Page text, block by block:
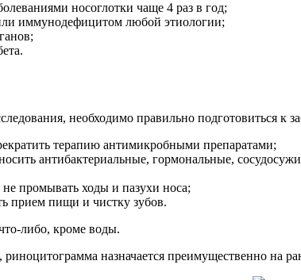
носоглотки чаще 4 раз в год;
иммунодефицитом любой этиологии;
необходимо правильно подготовиться
терапию антимикробными препаратами;
антибактериальные, гормональные,
промывать ходы и пазухи носа;
прием пищи и чистку зубов.
либо, кроме воды.
назначается преимущественно на